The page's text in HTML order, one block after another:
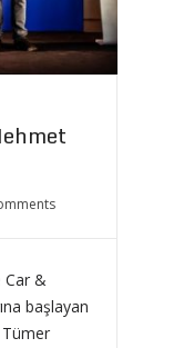
Car &
başlayan
Tümer